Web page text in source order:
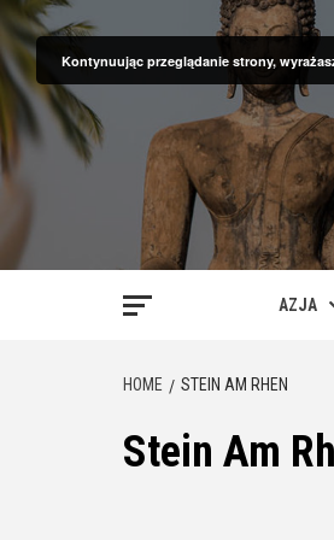
Skip
to
content
AZJA
HOME STEIN AM RHEN
Stein Am
Kontynuując przeglądanie strony,